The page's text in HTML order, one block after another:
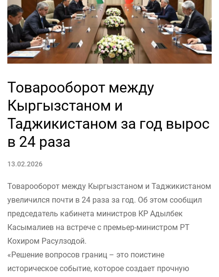
Товарооборот между
Кыргызстаном и
Таджикистаном за год вырос
в 24 раза
13.02.2026
Товарооборот между Кыргызстаном и Таджикистаном
увеличился почти в 24 раза за год. Об этом сообщил
председатель кабинета министров КР Адылбек
Касымалиев на встрече с премьер-министром РТ
Кохиром Расулзодой.
«Решение вопросов границ – это поистине
историческое событие, которое создает прочную